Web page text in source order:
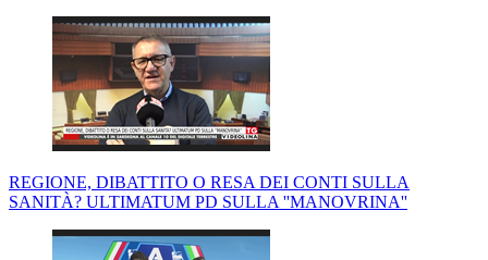
REGIONE, DIBATTITO O RESA DEI CONTI SULLA
SANITÀ? ULTIMATUM PD SULLA ''MANOVRINA''